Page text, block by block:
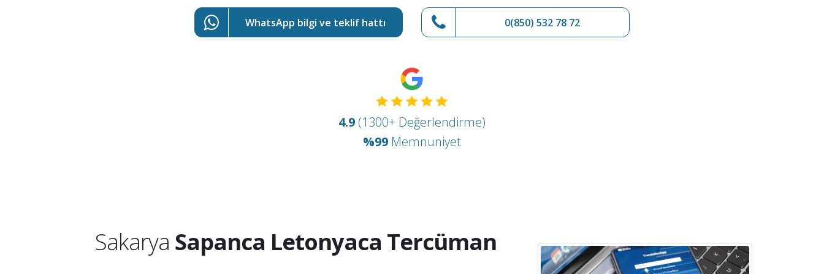
WhatsApp bilgi ve teklif hattı 0(850) 532 78 72
4.9 (1300+ Değerlendirme)
%99 Memnuniyet
Sakarya Sapanca Letonyaca Tercüman